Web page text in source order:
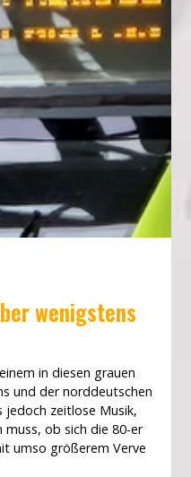
wenigstens
in diesen grauen
und der norddeutschen
jedoch zeitlose Musik,
ob sich die 80-er
umso größerem Verve